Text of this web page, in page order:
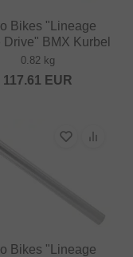
Bikes "Lineage
Drive" BMX Kurbel
0.82 kg
117.61 EUR
Bikes "Lineage